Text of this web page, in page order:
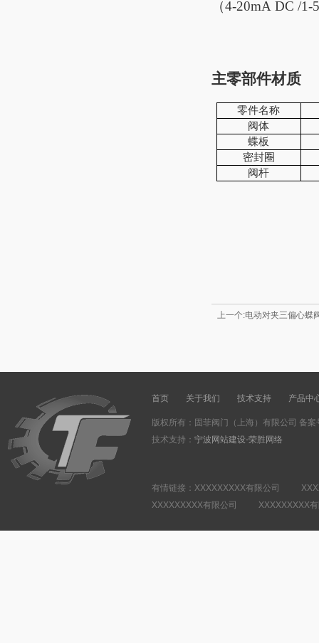
（4-20mA DC /
主零部件材质
零件名称
阀体
蝶板
密封圈
阀杆
上一个:电动对夹三偏心蝶
首页 关于我们 技术支持 产品中
版权所有：固菲阀门（上海）有限公司 备案
技术支持： 宁波网站建设-荣胜网络
有情链接：XXXXXXXXX有限公司
XXXXXXXXX有限公司 XXXXXXXXX有